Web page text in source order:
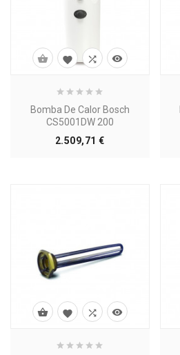
Bomba De Calor Bosch
CS5001DW 200
2.509,71 €Precio
   
   